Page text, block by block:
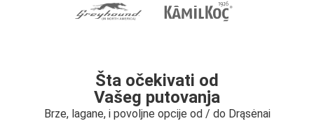
Šta očekivati od
Vašeg putovanja
Brze, lagane, i povoljne opcije od / do Drąsėnai